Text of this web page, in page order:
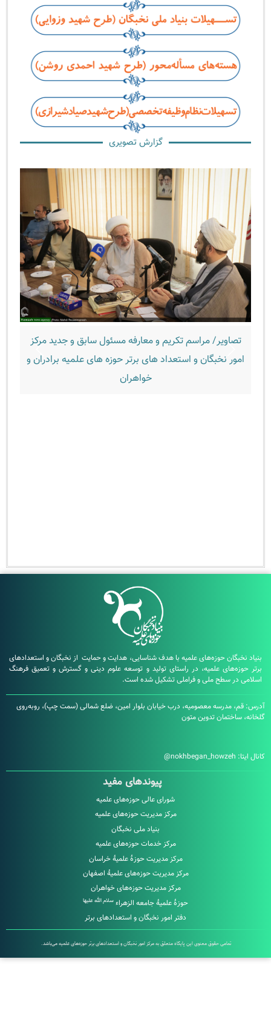
گزارش تصویری
مراسم تکریم و معارفه مسئول سابق و جدید مرکز
نخبگان و استعداد های برتر حوزه های علمیه برادران و
خواهران
حوزه‌های علمیه با هدف شناسایی، هدایت و حمایت از نخبگان و استعدادهای
علمیه، در راستای تولید و توسعه علوم دینی و گسترش و تعمیق فرهنگ
در سطح ملی و فراملی تشکیل شده است.
مدرسه معصومیه، درب خیابان بلوار امین، ضلع شمالی (سمت چپ)، روبه‌روی
تدوین متون
nokhbegan_howzeh@
پیوندهای مفید
شورای عالی حوزه‌های علمیه
مرکز مدیریت حوزه‌های علمیه
بنیاد ملی نخبگان
مرکز خدمات حوزه‌های علمیه
مرکز مدیریت حوزۀ علمیۀ خراسان
مرکز مدیریت حوزه‌های علمیۀ اصفهان
مرکز مدیریت حوزه‌های خواهران
حوزۀ علمیۀ جامعه الزهراءسلام الله علیها
دفتر امور نخبگان و استعدادهای برتر
تمامی حقوق معنوی این پایگاه متعلق به مرکز امور نخبگان و استعدادهای برتر حوزه‌های علمیه می‌باشد.